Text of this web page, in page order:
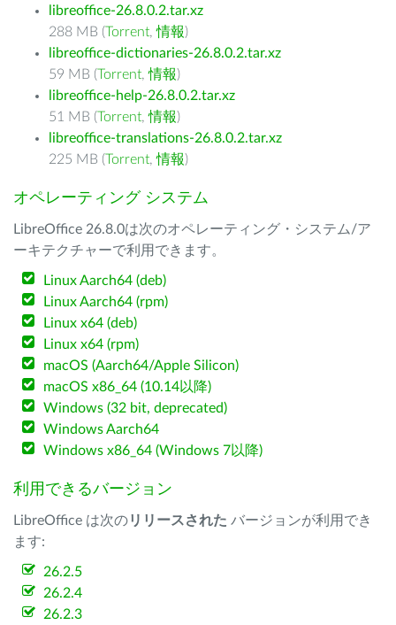
libreoffice-26.8.0.2.tar.xz
288 MB (Torrent,情報)
libreoffice-dictionaries-26.8.0.2.tar.xz
59 MB (Torrent,情報)
libreoffice-help-26.8.0.2.tar.xz
51 MB (Torrent,情報)
libreoffice-translations-26.8.0.2.tar.xz
225 MB (Torrent,情報)
オペレーティング システム
LibreOffice 26.8.0は次のオペレーティング・システム/ア
ーキテクチャーで利用できます。
Linux Aarch64 (deb)
Linux Aarch64 (rpm)
Linux x64 (deb)
Linux x64 (rpm)
macOS (Aarch64/Apple Silicon)
macOS x86_64 (10.14以降)
Windows (32 bit, deprecated)
Windows Aarch64
Windows x86_64 (Windows 7以降)
利用できるバージョン
LibreOffice は次のリリースされた バージョンが利用でき
ます:
26.2.5
26.2.4
26.2.3